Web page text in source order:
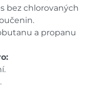
bez chlorovaných
a propanu